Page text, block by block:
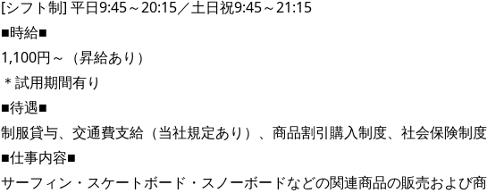
[シフト制] 平日9:45～20:15／土日祝9:45～21:15
■時給■
1,100円～（昇給あり）
＊試用期間有り
■待遇■
制服貸与、交通費支給（当社規定あり）、商品割引購入制度、社会保険制度
■仕事内容■
サーフィン・スケートボード・スノーボードなどの関連商品の販売および